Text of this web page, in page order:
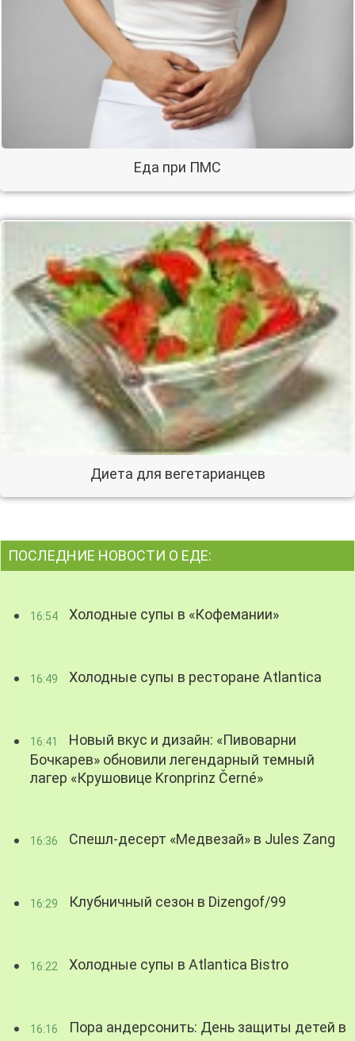
Еда при ПМС
Диета для вегетарианцев
ПОСЛЕДНИЕ НОВОСТИ О ЕДЕ:
16:54 Холодные супы в «Кофемании»
16:49 Холодные супы в ресторане Atlantica
16:41
Новый вкус и дизайн: «Пивоварни
Бочкарев» обновили легендарный темный
лагер «Крушовице Kronprinz Černé»
16:36 Спешл-десерт «Медвезай» в Jules Zang
16:29 Клубничный сезон в Dizengof/99
16:22 Холодные супы в Atlantica Bistro
16:16
Пора андерсонить: День защиты детей в